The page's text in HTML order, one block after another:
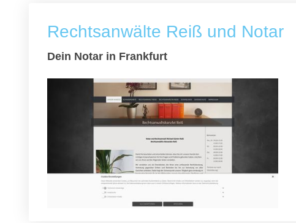
Rechtsanwälte Reiß und Notar
Dein Notar in Frankfurt